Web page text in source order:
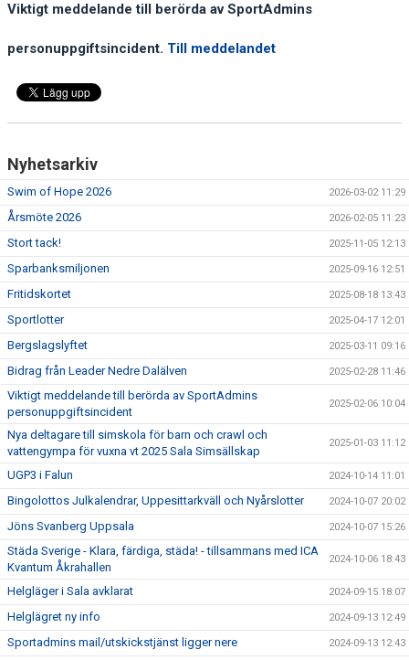
KALENDER
Viktigt meddelande till berörda av SportAdmins
personuppgiftsincident. Till meddelandet
Nyhetsarkiv
Swim of Hope 2026 2026-03-02 11:29
Årsmöte 2026 2026-02-05 11:23
Stort tack! 2025-11-05 12:13
Sparbanksmiljonen 2025-09-16 12:51
Fritidskortet 2025-08-18 13:43
Sportlotter 2025-04-17 12:01
Bergslagslyftet 2025-03-11 09:16
Bidrag från Leader Nedre Dalälven 2025-02-28 11:46
Viktigt meddelande till berörda av SportAdmins
personuppgiftsincident
2025-02-06 10:04
Nya deltagare till simskola för barn och crawl och
vattengympa för vuxna vt 2025 Sala Simsällskap
2025-01-03 11:12
UGP3 i Falun 2024-10-14 11:01
Bingolottos Julkalendrar, Uppesittarkväll och Nyårslotter 2024-10-07 20:02
Jöns Svanberg Uppsala 2024-10-07 15:26
Städa Sverige - Klara, färdiga, städa! - tillsammans med ICA
Kvantum Åkrahallen
2024-10-06 18:43
Helgläger i Sala avklarat 2024-09-15 18:07
Helglägret ny info 2024-09-13 12:49
Sportadmins mail/utskickstjänst ligger nere 2024-09-13 12:43